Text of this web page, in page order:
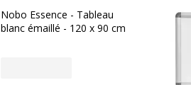
Nobo Essence - Tableau
blanc émaillé - 120 x 90 cm